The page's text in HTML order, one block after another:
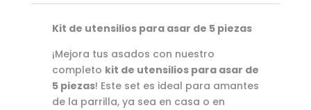
Kit de utensilios para asar de 5 piezas
¡Mejora tus asados con nuestro
completo kit de utensilios para asar de
5 piezas! Este set es ideal para amantes
de la parrilla, ya sea en casa o en